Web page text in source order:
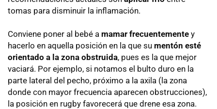
tomas para disminuir la inflamación.
Conviene poner al bebé a mamar frecuentemente y
hacerlo en aquella posición en la que su mentón esté
orientado a la zona obstruida, pues es la que mejor
vaciará. Por ejemplo, si notamos el bulto duro en la
parte lateral del pecho, próximo a la axila (la zona
donde con mayor frecuencia aparecen obstrucciones),
la posición en rugby favorecerá que drene esa zona.